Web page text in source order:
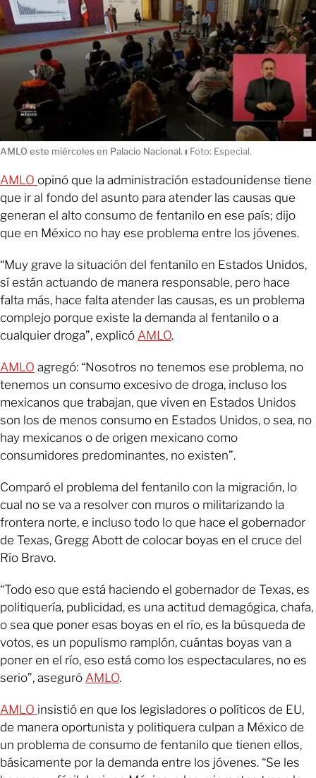
AMLO este miércoles en Palacio Nacional. ı Foto: Especial.
AMLO opinó que la administración estadounidense tiene
que ir al fondo del asunto para atender las causas que
generan el alto consumo de fentanilo en ese país; dijo
que en México no hay ese problema entre los jóvenes.
“Muy grave la situación del fentanilo en Estados Unidos,
sí están actuando de manera responsable, pero hace
falta más, hace falta atender las causas, es un problema
complejo porque existe la demanda al fentanilo o a
cualquier droga”, explicó AMLO.
AMLO agregó: “Nosotros no tenemos ese problema, no
tenemos un consumo excesivo de droga, incluso los
mexicanos que trabajan, que viven en Estados Unidos
son los de menos consumo en Estados Unidos, o sea, no
hay mexicanos o de origen mexicano como
consumidores predominantes, no existen”.
Comparó el problema del fentanilo con la migración, lo
cual no se va a resolver con muros o militarizando la
frontera norte, e incluso todo lo que hace el gobernador
de Texas, Gregg Abott de colocar boyas en el cruce del
Río Bravo.
“Todo eso que está haciendo el gobernador de Texas, es
politiquería, publicidad, es una actitud demagógica, chafa,
o sea que poner esas boyas en el río, es la búsqueda de
votos, es un populismo ramplón, cuántas boyas van a
poner en el río, eso está como los espectaculares, no es
serio”, aseguró AMLO.
AMLO insistió en que los legisladores o políticos de EU,
de manera oportunista y politiquera culpan a México de
un problema de consumo de fentanilo que tienen ellos,
básicamente por la demanda entre los jóvenes. “Se les